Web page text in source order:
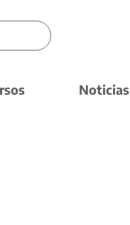
Noticias